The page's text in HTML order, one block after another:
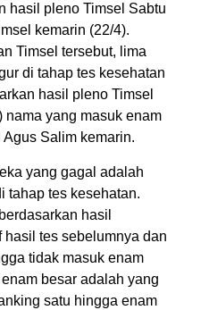
hasil pleno Timsel Sabtu
kemarin (22/4).
Timsel tersebut, lima
di tahap tes kesehatan
hasil pleno Timsel
nama yang masuk enam
Agus Salim kemarin.
yang gagal adalah
tahap tes kesehatan.
hasil
tes sebelumnya dan
tidak masuk enam
besar adalah yang
satu hingga enam